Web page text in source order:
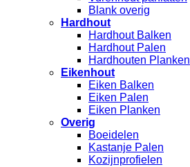
Blank overig
Hardhout
Hardhout Balken
Hardhout Palen
Hardhouten Planken
Eikenhout
Eiken Balken
Eiken Palen
Eiken Planken
Overig
Boeidelen
Kastanje Palen
Kozijnprofielen